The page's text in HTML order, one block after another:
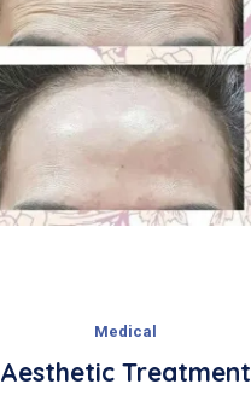
Medical
Aesthetic Treatment